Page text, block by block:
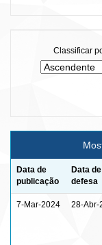
Classificar
Data de
publicação
Data de
defesa
7-Mar-2024 28-Abr-